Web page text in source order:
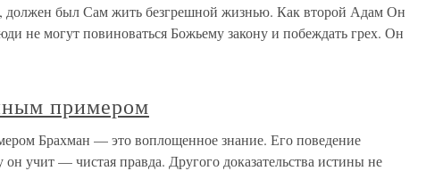
должен был Сам жить безгрешной жизнью. Как второй Адам Он
не могут повиноваться Божьему закону и побеждать грех. Он
примером
Брахман — это воплощенное знание. Его поведение
он учит — чистая правда. Другого доказательства истины не